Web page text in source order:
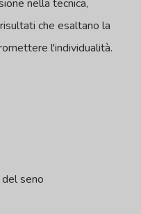
nella tecnica,
che esaltano la
l'individualità.
seno